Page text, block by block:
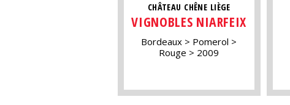
CHÂTEAU CHÊNE LIÈGE
VIGNOBLES NIARFEIX
Bordeaux
Pomerol
Rouge
2009